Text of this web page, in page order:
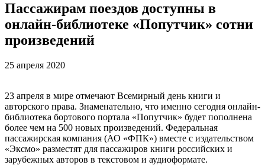
Пассажирам поездов доступны в
онлайн-библиотеке «Попутчик» сотни
произведений
25 апреля 2020
23 апреля в мире отмечают Всемирный день книги и
авторского права. Знаменательно, что именно сегодня онлайн-
библиотека бортового портала «Попутчик» будет пополнена
более чем на 500 новых произведений. Федеральная
пассажирская компания (АО «ФПК») вместе с издательством
«Эксмо» разместят для пассажиров книги российских и
зарубежных авторов в текстовом и аудиоформате.